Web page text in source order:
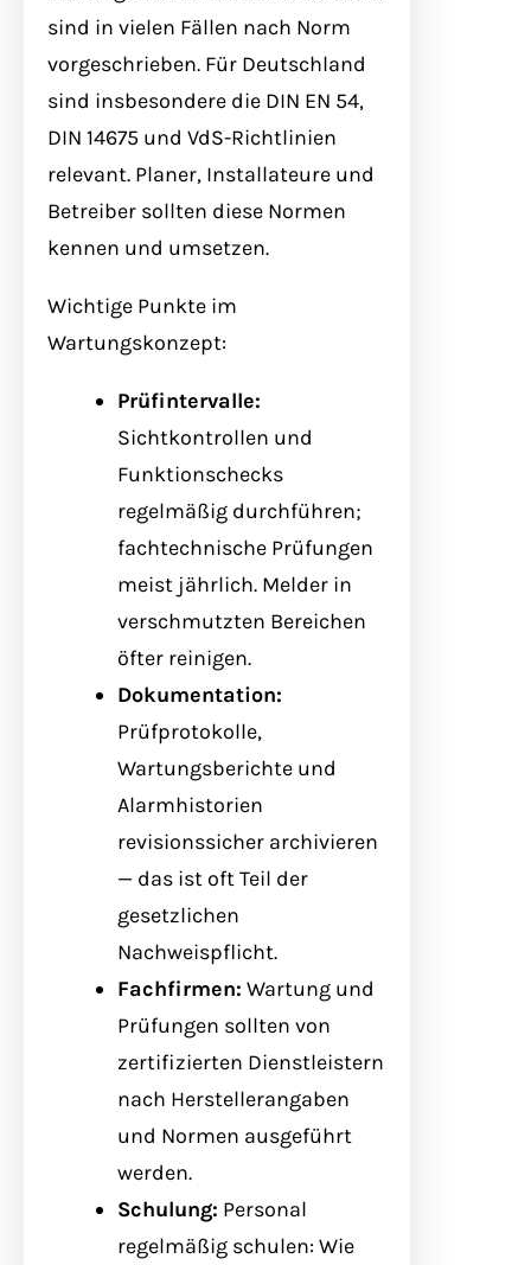
sind in vielen Fällen nach Norm
vorgeschrieben. Für Deutschland
sind insbesondere die DIN EN 54,
DIN 14675 und VdS-Richtlinien
relevant. Planer, Installateure und
Betreiber sollten diese Normen
kennen und umsetzen.
Wichtige Punkte im
Wartungskonzept:
Prüfintervalle:
Sichtkontrollen und
Funktionschecks
regelmäßig durchführen;
fachtechnische Prüfungen
meist jährlich. Melder in
verschmutzten Bereichen
öfter reinigen.
Dokumentation:
Prüfprotokolle,
Wartungsberichte und
Alarmhistorien
revisionssicher archivieren
— das ist oft Teil der
gesetzlichen
Nachweispflicht.
Fachfirmen: Wartung und
Prüfungen sollten von
zertifizierten Dienstleistern
nach Herstellerangaben
und Normen ausgeführt
werden.
Schulung: Personal
regelmäßig schulen: Wie